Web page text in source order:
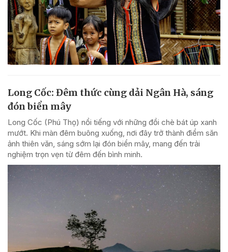
Long Cốc: Đêm thức cùng dải Ngân Hà, sáng
đón biển mây
Long Cốc (Phú Thọ) nổi tiếng với những đồi chè bát úp xanh
mướt. Khi màn đêm buông xuống, nơi đây trở thành điểm săn
ảnh thiên văn, sáng sớm lại đón biển mây, mang đến trải
nghiệm trọn vẹn từ đêm đến bình minh.